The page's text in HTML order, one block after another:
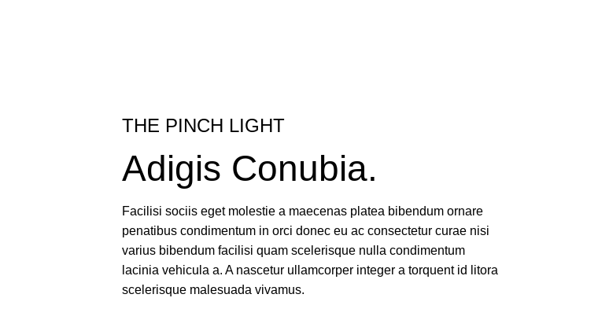
THE PINCH LIGHT
Adigis Conubia.
Facilisi sociis eget molestie a maecenas platea bibendum ornare
penatibus condimentum in orci donec eu ac consectetur curae nisi
varius bibendum facilisi quam scelerisque nulla condimentum
lacinia vehicula a. A nascetur ullamcorper integer a torquent id litora
scelerisque malesuada vivamus.